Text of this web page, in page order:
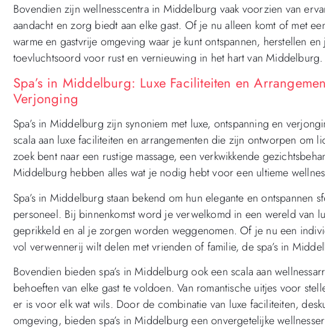
Bovendien zijn wellnesscentra in Middelburg vaak voorzien van
aandacht en zorg biedt aan elke gast. Of je nu alleen komt of met
warme en gastvrije omgeving waar je kunt ontspannen, herstellen
toevluchtsoord voor rust en vernieuwing in het hart van Middelburg.
Spa’s in Middelburg: Luxe Faciliteiten en
Verjonging
Spa’s in Middelburg zijn synoniem met luxe, ontspanning en
scala aan luxe faciliteiten en arrangementen die zijn ontworpen om
zoek bent naar een rustige massage, een verkwikkende
Middelburg hebben alles wat je nodig hebt voor een ultieme
Spa’s in Middelburg staan bekend om hun elegante en ontspannen
personeel. Bij binnenkomst word je verwelkomd in een wereld van
geprikkeld en al je zorgen worden weggenomen. Of je nu een
vol verwennerij wilt delen met vrienden of familie, de spa’s in
Bovendien bieden spa’s in Middelburg ook een scala aan
behoeften van elke gast te voldoen. Van romantische uitjes voor
er is voor elk wat wils. Door de combinatie van luxe faciliteiten,
omgeving, bieden spa’s in Middelburg een onvergetelijke